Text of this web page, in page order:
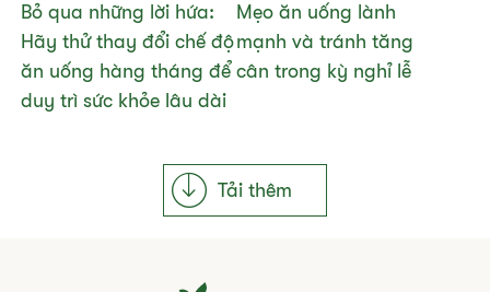
Bỏ qua những lời hứa:
Hãy thử thay đổi chế độ
ăn uống hàng tháng để
duy trì sức khỏe lâu dài
Mẹo ăn uống lành
mạnh và tránh tăng
cân trong kỳ nghỉ lễ
Tải thêm